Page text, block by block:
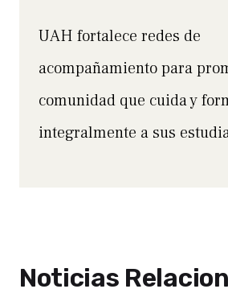
UAH fortalece redes de
acompañamiento para
comunidad que cuida y
integralmente a sus
Noticias